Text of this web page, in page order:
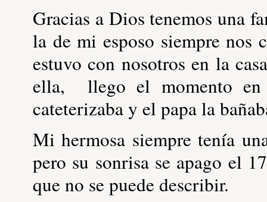
Gracias a Dios tenemos una
la de mi esposo siempre
estuvo con nosotros en la
ella, llego el momento
cateterizaba y el papa la
Mi hermosa siempre tenía
pero su sonrisa se apago el
que no se puede describir.